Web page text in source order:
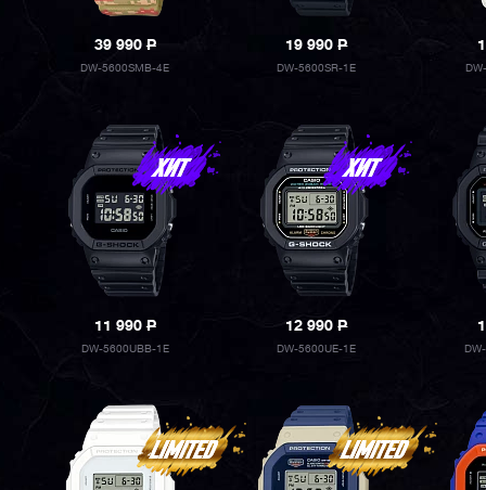
39 990P
DW-5600SMB-4E
19 990P
DW-5600SR-1E
11 990P
DW-5600UBB-1E
12 990P
DW-5600UE-1E